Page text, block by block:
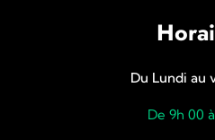
Du Lundi au
De 9h 00